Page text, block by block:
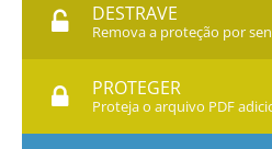
DESTRAVE
Remova a proteção por
PROTEGER
Proteja o arquivo PDF